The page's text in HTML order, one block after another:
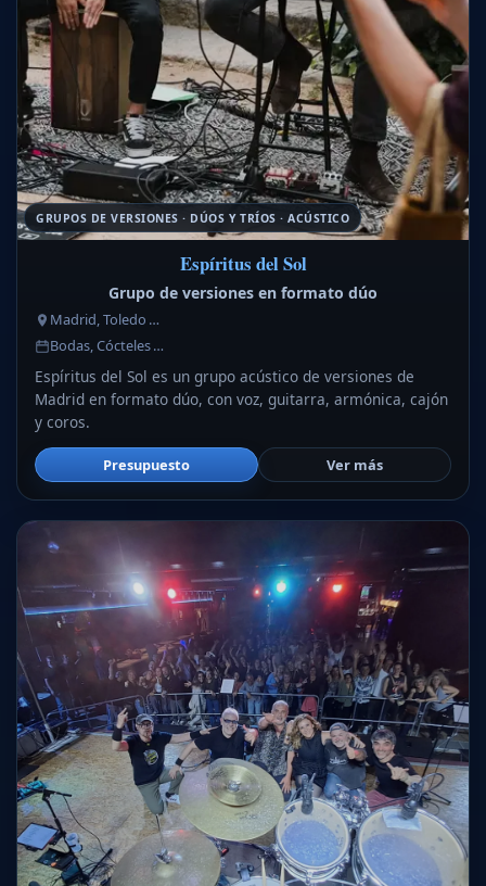
GRUPOS DE VERSIONES · DÚOS Y TRÍOS · ACÚSTICO
Espíritus del Sol
Grupo de versiones en formato dúo
Madrid, Toledo …
Bodas, Cócteles …
Espíritus del Sol es un grupo acústico de versiones de
Madrid en formato dúo, con voz, guitarra, armónica, cajón
y coros.
Presupuesto Ver más